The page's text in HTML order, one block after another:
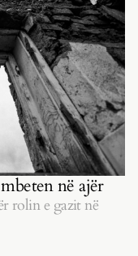
në ajër
rolin e gazit në